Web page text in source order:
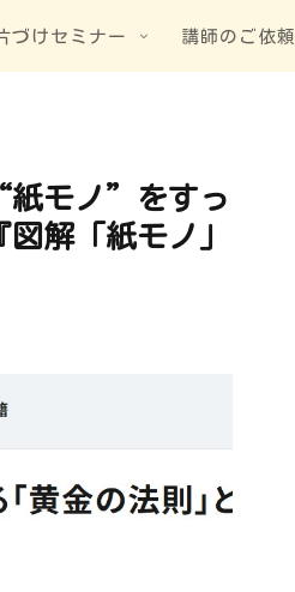
づけセミナー 講師のご依頼
紙モノ”をすっ
解「紙モノ」